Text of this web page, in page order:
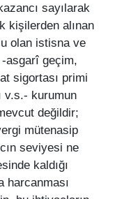
sayılarak
kişilerden alınan
olan istisna ve
-asgarî geçim,
sigortası primi
v.s.- kurumun
değildir;
mütenasip
seviyesi ne
kaldığı
harcanması